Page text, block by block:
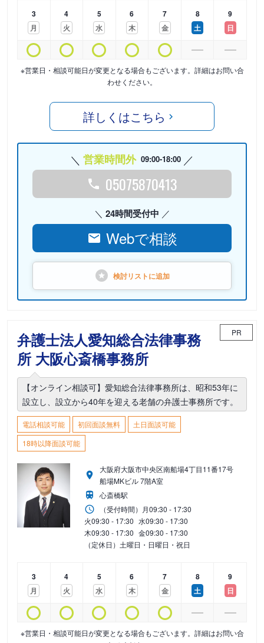
3
月
4
火
5
水
6
木
7
金
8
土
9
日
※営業日・相談可能日が変更となる場合もございます。詳細はお問い合
わせください。
詳しくはこちら
営業時間外 09:00-18:00
05075870413
24時間受付中
Webで相談
検討リストに追加
弁護士法人愛知総合法律事務
所 大阪心斎橋事務所
PR
【オンライン相談可】愛知総合法律事務所は、昭和53年に
設立し、設立から40年を迎える老舗の弁護士事務所です。
電話相談可能 初回面談無料
土日面談可能
18時以降面談可能
大阪府大阪市中央区南船場4丁目11番17号
船場MKビル 7階A室
心斎橋駅
（受付時間） 月09:30 - 17:30
火09:30 - 17:30 水09:30 - 17:30
木09:30 - 17:30 金09:30 - 17:30
（定休日）土曜日・日曜日・祝日
3
月
4
火
5
水
6
木
7
金
8
土
9
日
※営業日・相談可能日が変更となる場合もございます。詳細はお問い合